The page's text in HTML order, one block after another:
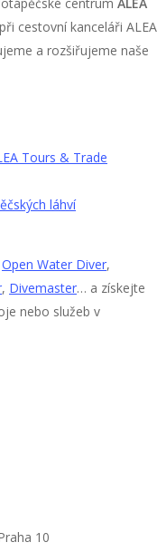
při cestovní kanceláři ALEA
a rozšiřujeme naše
Tours & Trade
láhví
Open Water Diver,
, Divemaster… a získejte
nebo služeb v
10